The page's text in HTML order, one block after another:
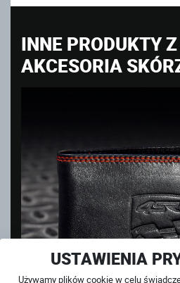
USTAWIENIA
Używamy plików cookie w celu
INNE PRODUKTY
AKCESORIA